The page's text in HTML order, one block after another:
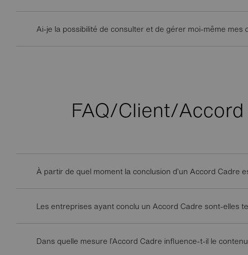
Ai-je la possibilité de consulter et de gérer moi-même
FAQ/Client/
À partir de quel moment la conclusion d’un Accord Cadre
Les entreprises ayant conclu un Accord Cadre sont-elles
Dans quelle mesure l’Accord Cadre influence-t-il le